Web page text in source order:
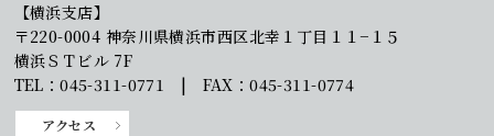
【横浜支店】
〒220-0004 神奈川県横浜市西区北幸１丁目１１−１５
横浜ＳＴビル 7F
TEL：045-311-0771 | FAX：045-311-0774
アクセス